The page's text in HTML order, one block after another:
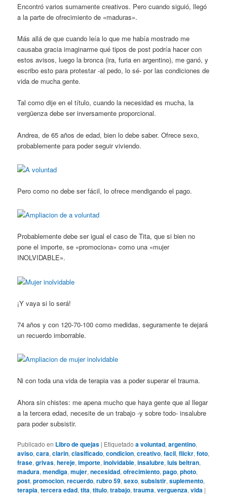
Encontró varios sumamente creativos. Pero cuando siguió, llegó
a la parte de ofrecimiento de «maduras».
Más allá de que cuando leía lo que me había mostrado me
causaba gracia imaginarme qué tipos de post podría hacer con
estos avisos, luego la bronca (ira, furia en argentino), me ganó, y
escribo esto para protestar -al pedo, lo sé- por las condiciones de
vida de mucha gente.
Tal como dije en el título, cuando la necesidad es mucha, la
vergüenza debe ser inversamente proporcional.
Andrea, de 65 años de edad, bien lo debe saber. Ofrece sexo,
probablemente para poder seguir viviendo.
Pero como no debe ser fácil, lo ofrece mendigando el pago.
Probablemente debe ser igual el caso de Tita, que si bien no
pone el importe, se «promociona» como una «mujer
INOLVIDABLE».
¡Y vaya si lo será!
74 años y con 120-70-100 como medidas, seguramente te dejará
un recuerdo imborrable.
Ni con toda una vida de terapia vas a poder superar el trauma.
Ahora sin chistes: me apena mucho que haya gente que al llegar
a la tercera edad, necesite de un trabajo -y sobre todo- insalubre
para poder subsistir.
Publicado en Libro de quejas | Etiquetado a voluntad,argentino,
aviso,cara,clarin,clasificado,condicion,creativo,facil,flickr,foto,
frase,grivas,hereje,importe,inolvidable,insalubre,luis beltran,
madura,mendiga,mujer,necesidad,ofrecimiento,pago,photo,
post,promocion,recuerdo,rubro 59,sexo,subsistir,suplemento,
terapia,tercera edad,tita,titulo,trabajo,trauma,verguenza,vida |